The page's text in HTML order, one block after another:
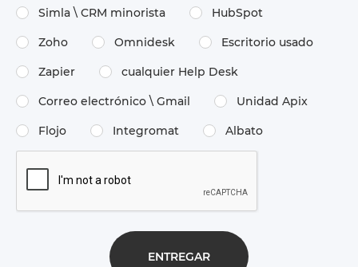
Simla \​ CRM minorista HubSpot
Zoho Omnidesk Escritorio usado
Zapier cualquier Help Desk
Correo electrónico \​ Gmail Unidad Apix
Flojo Integromat Albato